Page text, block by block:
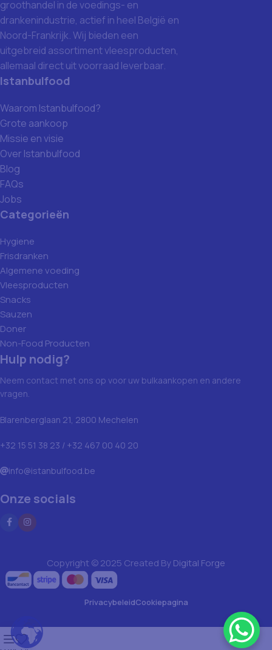
groothandel in de voedings- en
drankenindustrie, actief in heel België en
Noord-Frankrijk. Wij bieden een
uitgebreid assortiment vleesproducten,
allemaal direct uit voorraad leverbaar.
Istanbulfood
Waarom Istanbulfood?
Grote aankoop
Missie en visie
Over Istanbulfood
Blog
FAQs
Jobs
Categorieën
Hygiene
Frisdranken
Algemene voeding
Vleesproducten
Snacks
Sauzen
Doner
Non-Food Producten
Hulp nodig?
Neem contact met ons op voor uw bulkaankopen en andere
vragen.
Blarenberglaan 21, 2800 Mechelen
+32 15 51 38 23 / +32 467 00 40 20
info@istanbulfood.be
Onze socials
Copyright © 2025 Created ByDigital Forge
PrivacybeleidCookiepagina